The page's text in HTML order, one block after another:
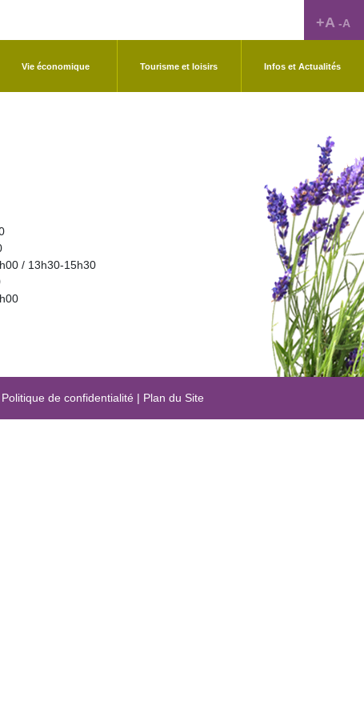
+A -A
Vie économique Tourisme et loisirs Infos et Actualités
/ 13h30-15h30
Politique de confidentialité | Plan du Site